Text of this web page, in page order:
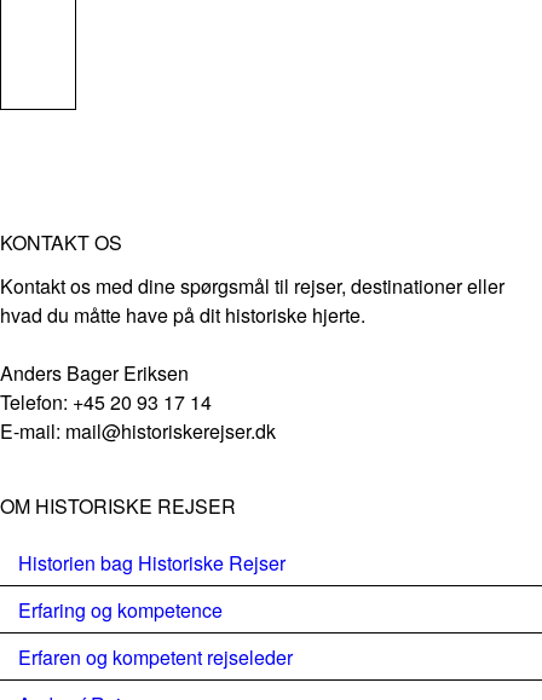
KONTAKT OS
Kontakt os med dine spørgsmål til rejser, destinationer eller
hvad du måtte have på dit historiske hjerte.
Anders Bager Eriksen
Telefon: +45 20 93 17 14
E-mail: mail@historiskerejser.dk
OM HISTORISKE REJSER
Historien bag Historiske Rejser
Erfaring og kompetence
Erfaren og kompetent rejseleder